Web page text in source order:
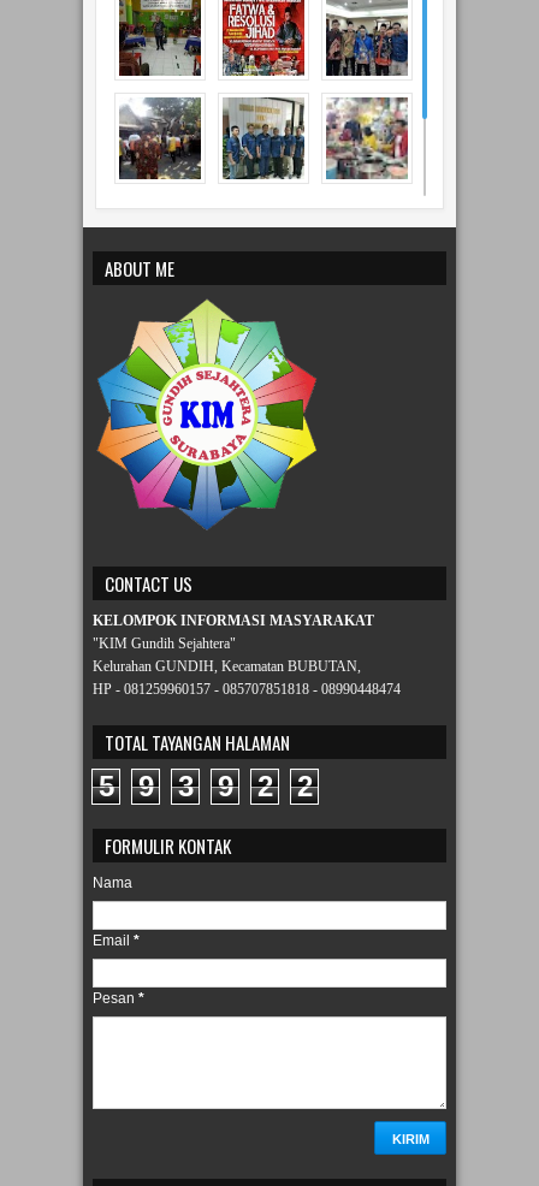
ABOUT ME
CONTACT US
KELOMPOK INFORMASI MASYARAKAT
"KIM Gundih Sejahtera"
Kelurahan GUNDIH, Kecamatan BUBUTAN,
HP - 081259960157 - 085707851818 - 08990448474
TOTAL TAYANGAN HALAMAN
5 9 3 9 2 2
FORMULIR KONTAK
Nama
Email *
Pesan *